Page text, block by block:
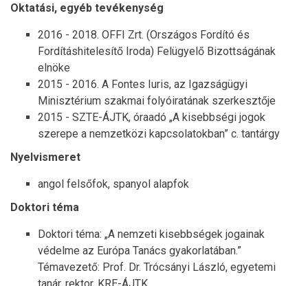
Oktatási, egyéb tevékenység
2016 - 2018. OFFI Zrt. (Országos Fordító és
Fordításhitelesítő Iroda) Felügyelő Bizottságának
elnöke
2015 - 2016. A Fontes Iuris, az Igazságügyi
Minisztérium szakmai folyóiratának szerkesztője
2015 - SZTE-ÁJTK, óraadó „A kisebbségi jogok
szerepe a nemzetközi kapcsolatokban” c. tantárgy
Nyelvismeret
angol felsőfok, spanyol alapfok
Doktori téma
Doktori téma: „A nemzeti kisebbségek jogainak
védelme az Európa Tanács gyakorlatában.”
Témavezető: Prof. Dr. Trócsányi László, egyetemi
tanár, rektor, KRE-ÁJTK